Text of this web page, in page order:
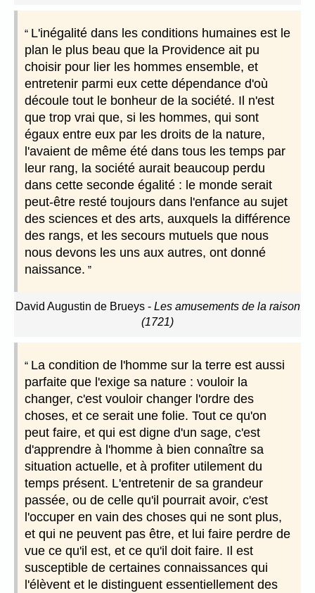
L'inégalité dans les conditions humaines est le
plan le plus beau que la Providence ait pu
choisir pour lier les hommes ensemble, et
entretenir parmi eux cette dépendance d'où
découle tout le bonheur de la société. Il n'est
que trop vrai que, si les hommes, qui sont
égaux entre eux par les droits de la nature,
l'avaient de même été dans tous les temps par
leur rang, la société aurait beaucoup perdu
dans cette seconde égalité : le monde serait
peut-être resté toujours dans l'enfance au sujet
des sciences et des arts, auxquels la différence
des rangs, et les secours mutuels que nous
nous devons les uns aux autres, ont donné
naissance.
David Augustin de Brueys- Les amusements de la raison
(1721)
La condition de l'homme sur la terre est aussi
parfaite que l'exige sa nature : vouloir la
changer, c'est vouloir changer l'ordre des
choses, et ce serait une folie. Tout ce qu'on
peut faire, et qui est digne d'un sage, c'est
d'apprendre à l'homme à bien connaître sa
situation actuelle, et à profiter utilement du
temps présent. L'entretenir de sa grandeur
passée, ou de celle qu'il pourrait avoir, c'est
l'occuper en vain des choses qui ne sont plus,
et qui ne peuvent pas être, et lui faire perdre de
vue ce qu'il est, et ce qu'il doit faire. Il est
susceptible de certaines connaissances qui
l'élèvent et le distinguent essentiellement des